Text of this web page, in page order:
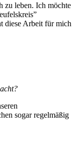
zu leben. Ich möchte
diese Arbeit für mich
sogar regelmäßig